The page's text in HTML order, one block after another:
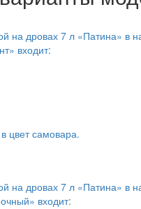
на дровах 7 л «Патина» в
входит:
цвет самовара.
на дровах 7 л «Патина» в
входит: